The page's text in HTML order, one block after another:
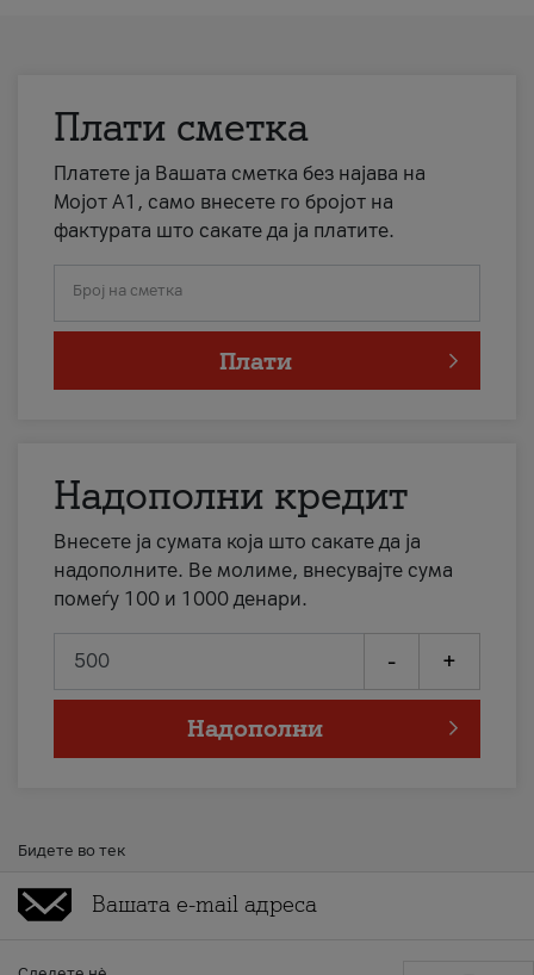
Плати сметка
Платете ја Вашата сметка без најава на
Мојот А1, само внесете го бројот на
фактурата што сакате да ја платите.
Број на сметка
Плати
Надополни кредит
Внесете ја сумата која што сакате да ја
надополните. Ве молиме, внесувајте сума
помеѓу 100 и 1000 денари.
- +
Надополни
Бидете во тек